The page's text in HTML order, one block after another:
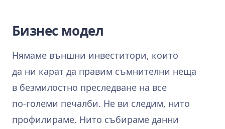
Бизнес модел
Нямаме външни инвеститори, които
да ни карат да правим съмнителни неща
в безмилостно преследване на все
по‑големи печалби. Не ви следим, нито
профилираме. Нито събираме данни